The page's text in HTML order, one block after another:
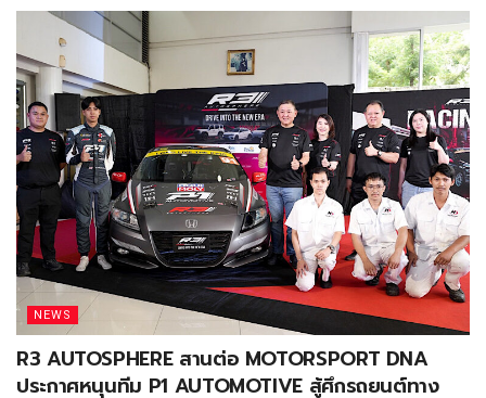
NEWS
R3 AUTOSPHERE สานต่อ MOTORSPORT DNA
ประกาศหนุนทีม P1 AUTOMOTIVE สู้ศึกรถยนต์ทาง